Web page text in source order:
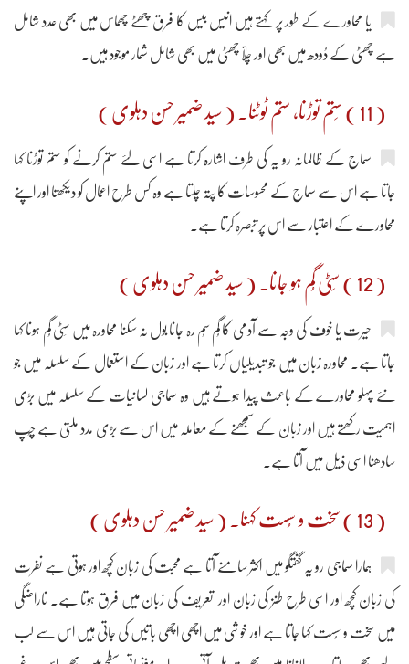
یا محاورے کے طور پر کہتے ہیں انیس بیس کا فرق چھٹے چھماس میں بھی عدد شامل
ہے چھٹی کے دُودھ میں بھی اور چلّا چھٹی میں بھی شامل شمار موجود ہیں۔
( 11 ) سِتم توڑنا، ستم ٹوٹنا۔ ( سید ضمیر حسن دہلوی )
سماج کے ظالمانہ رو یہ کی طرف اشارہ کرتا ہے اسی لئے ستم کرنے کو ستم توڑنا کہا
جاتا ہے اس سے سماج کے محسوسات کا پتہ چلتا ہے وہ کس طرح اعمال کو دیکھتا اور اپنے
محاورے کے اعتبار سے اس پر تبصرہ کرتا ہے۔
( 12 ) سِٹی گُم ہو جانا۔ ( سید ضمیر حسن دہلوی )
حیرت یا خوف کی وجہ سے آدمی کا گُم سُم رہ جانا بول نہ سکنا محاورہ میں سِٹی گُم ہونا کہا
جاتا ہے۔ محاورہ زبان میں جو تبدیلیاں کرتا ہے اور زبان کے استعمال کے سلسلہ میں جو
نئے پہلو محاورے کے باعث پیدا ہوتے ہیں وہ سماجی لسانیات کے سلسلہ میں بڑی
اہمیت رکھتے ہیں اور زبان کے سمجھنے کے معاملہ میں اس سے بڑی مدد ملتی ہے چُپ
سادھنا اسی ذیل میں آتا ہے۔
( 13 ) سخت و سُست کہنا۔ ( سید ضمیر حسن دہلوی )
ہمارا سماجی رو یہ گفتگو میں اکثر سامنے آتا ہے محبت کی زبان کچھ اور ہوتی ہے نفرت
کی زبان کچھ اور اسی طرح طنز کی زبان اور تعریف کی زبان میں فرق ہوتا ہے۔ ناراضگی
میں سخت و سُست کہا جاتا ہے اور خوشی میں اچھی اچھی باتیں کی جاتی ہیں اس سے لب